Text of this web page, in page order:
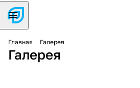
Главная Галерея
Галерея